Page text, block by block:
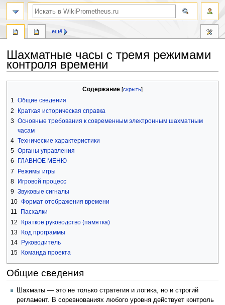
Шахматные часы с тремя режимами
контроля времени
навигации
поиску
Содержание
1 Общие сведения
2
Краткая историческая справка
3 Основные требования к современным электронным шахматным
часам
4 Технические характеристики
5 Органы управления
6
ГЛАВНОЕ МЕНЮ
7
Режимы игры
8 Игровой процесс
9 Звуковые сигналы
10 Формат отображения времени
11
Пасхалки
12
Краткое руководство (памятка)
13 Код программы
14
Руководитель
15
Команда проекта
Общие сведения
Шахматы — это не только стратегия и логика, но и строгий
регламент. В соревнованиях любого уровня действует контроль
ещё
поиск